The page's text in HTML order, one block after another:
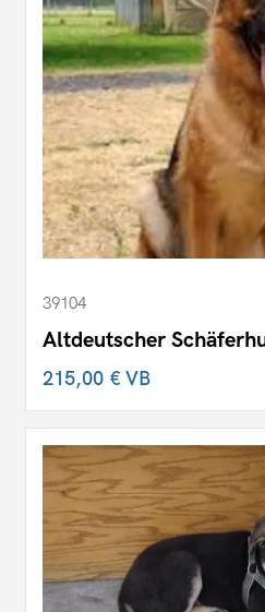
39104
Altdeutscher
215,00 €VB